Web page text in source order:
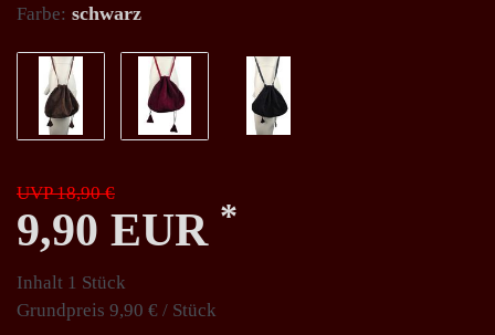
Farbe: schwarz
UVP 18,90 €
9,90 EUR *
Inhalt 1 Stück
Grundpreis 9,90 € / Stück